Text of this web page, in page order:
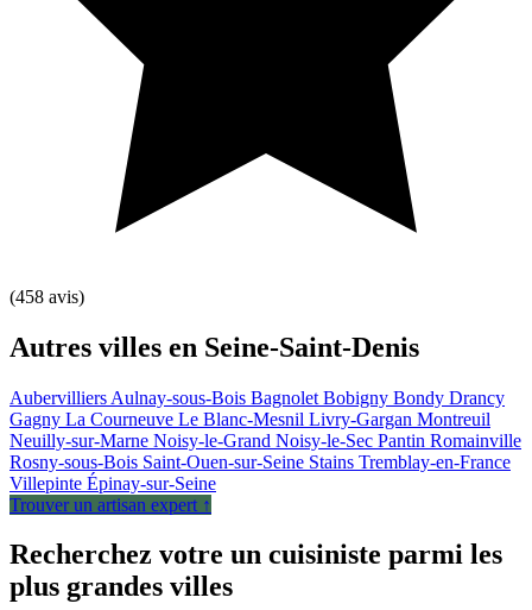
(458 avis)
+
Autres villes en Seine-Saint-Denis
Aubervilliers Aulnay-sous-Bois Bagnolet Bobigny Bondy Drancy
Gagny La Courneuve Le Blanc-Mesnil Livry-Gargan Montreuil
Neuilly-sur-Marne Noisy-le-Grand Noisy-le-Sec Pantin Romainville
Rosny-sous-Bois Saint-Ouen-sur-Seine Stains Tremblay-en-France
Villepinte Épinay-sur-Seine
Trouver un artisan expert ↑
Recherchez votre un cuisiniste parmi les
plus grandes villes